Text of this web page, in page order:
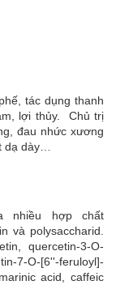
tác dụng thanh
lợi thủy. Chủ trị
đau nhức xương
dạ dày…
nhiều hợp chất
và polysaccharid.
quercetin-3-O-
7-O-[6''-feruloyl]-
acid, caffeic